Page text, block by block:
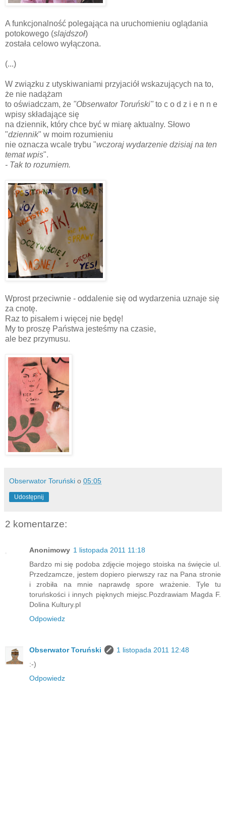
A funkcjonalność polegająca na uruchomieniu oglądania
potokowego (slajdszoł)
została celowo wyłączona.
(...)
W związku z utyskiwaniami przyjaciół wskazujących na to,
że nie nadążam
to oświadczam, że "Obserwator Toruński" to c o d z i e n n e
wpisy składające się
na dziennik, który chce być w miarę aktualny. Słowo
"dziennik" w moim rozumieniu
nie oznacza wcale trybu "wczoraj wydarzenie dzisiaj na ten
temat wpis".
- Tak to rozumiem.
Wprost przeciwnie - oddalenie się od wydarzenia uznaje się
za cnotę.
Raz to pisałem i więcej nie będę!
My to proszę Państwa jesteśmy na czasie,
ale bez przymusu.
Obserwator Toruński o 05:05
Udostępnij
2 komentarze:
Anonimowy 1 listopada 2011 11:18
Bardzo mi się podoba zdjęcie mojego stoiska na święcie ul.
Przedzamcze, jestem dopiero pierwszy raz na Pana stronie
i zrobiła na mnie naprawdę spore wrażenie. Tyle tu
toruńskości i innych pięknych miejsc.Pozdrawiam Magda F.
Dolina Kultury.pl
Odpowiedz
Obserwator Toruński
1 listopada 2011 12:48
:-)
Odpowiedz